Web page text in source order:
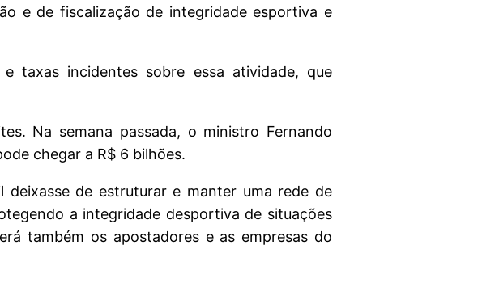
e de fiscalização de integridade esportiva e
taxas incidentes sobre essa atividade, que
Na semana passada, o ministro Fernando
chegar a R$ 6 bilhões.
de estruturar e manter uma rede de
a integridade desportiva de situações
também os apostadores e as empresas do